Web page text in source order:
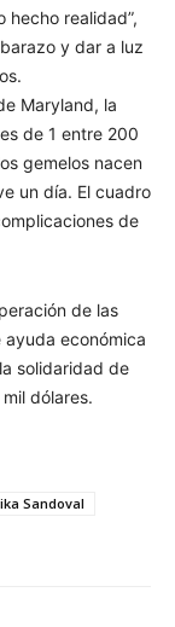
hecho realidad”,
y dar a luz
Maryland, la
de 1 entre 200
gemelos nacen
un día. El cuadro
de
de las
económica
solidaridad de
dólares.
Sandoval